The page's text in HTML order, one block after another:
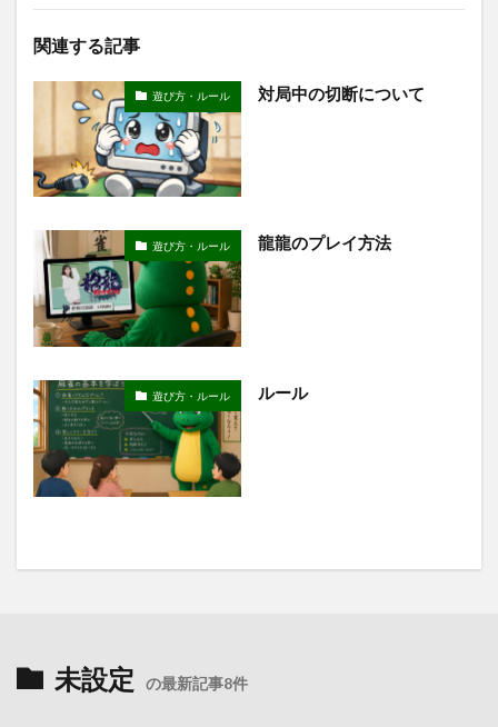
関連する記事
遊び方・ルール 対局中の切断について
遊び方・ルール 龍龍のプレイ方法
遊び方・ルール ルール
未設定 の最新記事8件